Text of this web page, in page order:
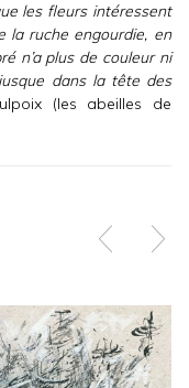
les fleurs intéressent
la ruche engourdie, en
n’a plus de couleur ni
dans la tête des
(les abeilles de